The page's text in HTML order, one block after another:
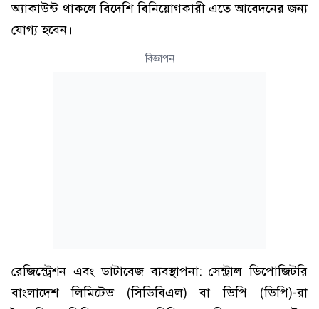
অ্যাকাউন্ট থাকলে বিদেশি বিনিয়োগকারী এতে আবেদনের জন্য
যোগ্য হবেন।
বিজ্ঞাপন
রেজিস্ট্রেশন এবং ডাটাবেজ ব্যবস্থাপনা: সেন্ট্রাল ডিপোজিটরি
বাংলাদেশ লিমিটেড (সিডিবিএল) বা ডিপি (ডিপি)-রা